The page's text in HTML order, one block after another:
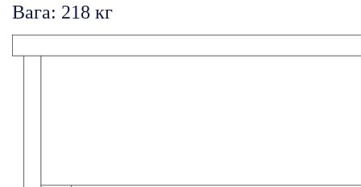
Вага: 218 кг